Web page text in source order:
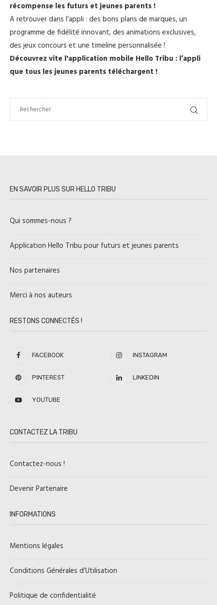
récompense les futurs et jeunes parents !
A retrouver dans l’appli : des bons plans de marques, un
programme de fidélité innovant, des animations exclusives,
des jeux concours et une timeline personnalisée !
Découvrez vite l'application mobile Hello Tribu : l’appli
que tous les jeunes parents téléchargent !
EN SAVOIR PLUS SUR HELLO TRIBU
Qui sommes-nous ?
Application Hello Tribu pour futurs et jeunes parents
Nos partenaires
Merci à nos auteurs
RESTONS CONNECTÉS !
FACEBOOK INSTAGRAM
PINTEREST LINKEDIN
YOUTUBE
CONTACTEZ LA TRIBU
Contactez-nous !
Devenir Partenaire
INFORMATIONS
Mentions légales
Conditions Générales d’Utilisation
Politique de confidentialité